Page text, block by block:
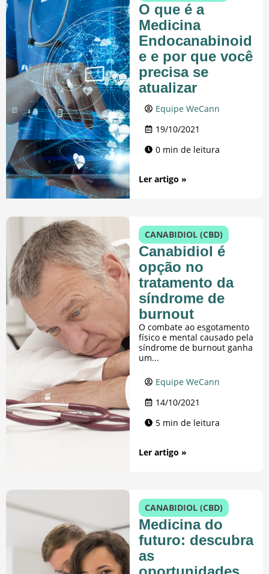
O que é a
Medicina
Endocanabinoid
e e por que você
precisa se
atualizar
Equipe WeCann
19/10/2021
0 min de leitura
Ler artigo »
CANABIDIOL (CBD)
Canabidiol é
opção no
tratamento da
síndrome de
burnout
O combate ao esgotamento
físico e mental causado pela
síndrome de burnout ganha
um...
Equipe WeCann
14/10/2021
5 min de leitura
Ler artigo »
CANABIDIOL (CBD)
​​Medicina do
futuro: descubra
as